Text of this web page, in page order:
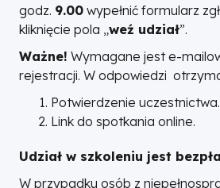
godz. 9.00 wypełnić formularz
kliknięcie pola „weź udział”.
Ważne! Wymagane jest e-
rejestracji. W odpowiedzi
Potwierdzenie uczestnictwa.
Link do spotkania online.
Udział w szkoleniu jest
W przypadku osób z